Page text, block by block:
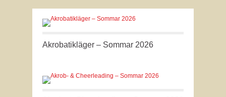
Akrobatikläger – Sommar 2026